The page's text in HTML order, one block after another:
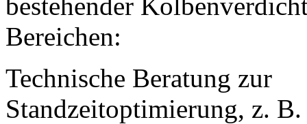
Bereichen:
Technische Beratung zur
Standzeitoptimierung, z.